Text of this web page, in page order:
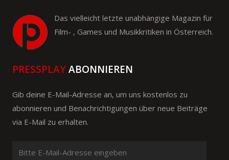
Das vielleicht letzte unabhängige Magazin für
Film- , Games und Musikkritiken in Österreich.
PRESSPLAYABONNIEREN
Gib deine E-Mail-Adresse an, um uns kostenlos zu
abonnieren und Benachrichtigungen über neue Beiträge
via E-Mail zu erhalten.